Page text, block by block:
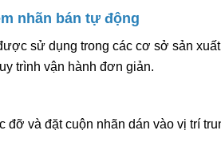
nhãn bán tự động
sử dụng trong các cơ sở sản
trình vận hành đơn giản.
và đặt cuộn nhãn dán vào vị trí